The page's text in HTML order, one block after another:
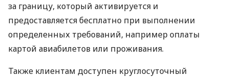
за границу, который активируется и
предоставляется бесплатно при выполнении
определенных требований, например оплаты
картой авиабилетов или проживания.
Также клиентам доступен круглосуточный